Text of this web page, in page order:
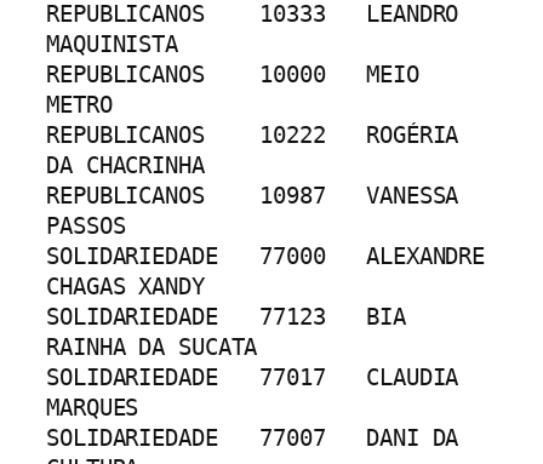
REPUBLICANOS	10333	LEANDRO
MAQUINISTA
REPUBLICANOS	10000	MEIO
METRO
REPUBLICANOS	10222	ROGÉRIA
DA CHACRINHA
REPUBLICANOS	10987	VANESSA
PASSOS
SOLIDARIEDADE	77000	ALEXANDRE
CHAGAS XANDY
SOLIDARIEDADE	77123	BIA
RAINHA DA SUCATA
SOLIDARIEDADE	77017	CLAUDIA
MARQUES
SOLIDARIEDADE	77007	DANI DA